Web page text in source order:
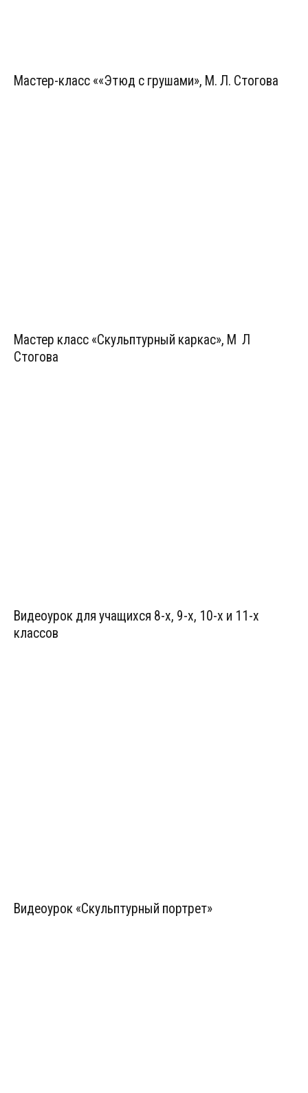
Мастер-класс ««Этюд с грушами», М. Л. Стогова
Мастер класс «Скульптурный каркас», М Л
Стогова
Видеоурок для учащихся 8-х, 9-х, 10-х и 11-х
классов
Видеоурок «Скульптурный портрет»